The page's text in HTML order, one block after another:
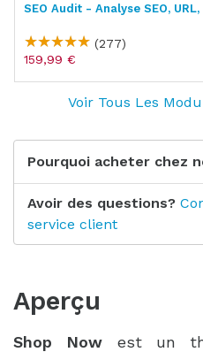
SEO Audit - Analyse SEO,
(277)
159,99 €
Voir Tous Les
Pourquoi acheter chez
Avoir des questions?
service client
Aperçu
Shop Now est un